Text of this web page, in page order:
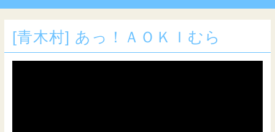
[青木村] あっ！ＡＯＫＩむら